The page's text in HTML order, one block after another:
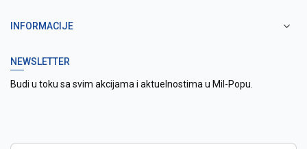
INFORMACIJE
NEWSLETTER
Budi u toku sa svim akcijama i aktuelnostima u Mil-Popu.